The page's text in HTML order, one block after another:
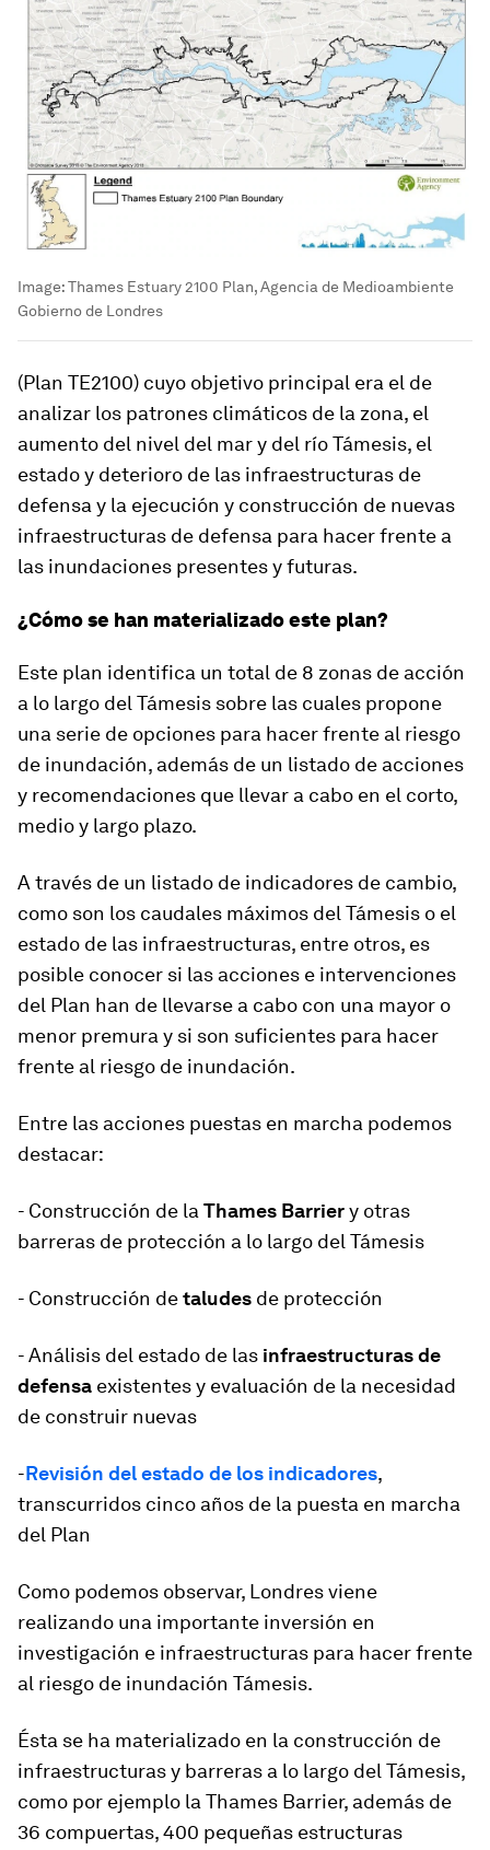
Image:Thames Estuary 2100 Plan, Agencia de Medioambiente
Gobierno de Londres
(Plan TE2100) cuyo objetivo principal era el de
analizar los patrones climáticos de la zona, el
aumento del nivel del mar y del río Támesis, el
estado y deterioro de las infraestructuras de
defensa y la ejecución y construcción de nuevas
infraestructuras de defensa para hacer frente a
las inundaciones presentes y futuras.
¿Cómo se han materializado este plan?
Este plan identifica un total de 8 zonas de acción
a lo largo del Támesis sobre las cuales propone
una serie de opciones para hacer frente al riesgo
de inundación, además de un listado de acciones
y recomendaciones que llevar a cabo en el corto,
medio y largo plazo.
A través de un listado de indicadores de cambio,
como son los caudales máximos del Támesis o el
estado de las infraestructuras, entre otros, es
posible conocer si las acciones e intervenciones
del Plan han de llevarse a cabo con una mayor o
menor premura y si son suficientes para hacer
frente al riesgo de inundación.
Entre las acciones puestas en marcha podemos
destacar:
- Construcción de laThames Barriery otras
barreras de protección a lo largo del Támesis
- Construcción detaludes de protección
- Análisis del estado de las infraestructuras de
defensa existentes y evaluación de la necesidad
de construir nuevas
-Revisión del estado de los indicadores,
transcurridos cinco años de la puesta en marcha
del Plan
Como podemos observar, Londres viene
realizando una importante inversión en
investigación e infraestructuras para hacer frente
al riesgo de inundación Támesis.
Ésta se ha materializado en la construcción de
infraestructuras y barreras a lo largo del Támesis,
como por ejemplo la Thames Barrier, además de
36 compuertas, 400 pequeñas estructuras